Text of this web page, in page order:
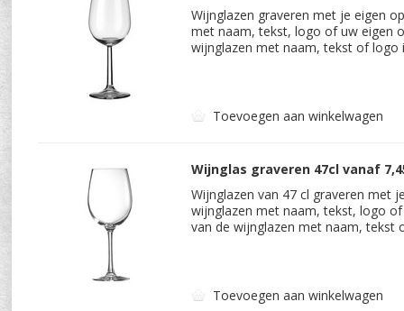
Wijnglazen graveren met je eigen
met naam, tekst, logo of uw eigen
wijnglazen met naam, tekst of logo
Toevoegen aan winkelwagen
Wijnglas graveren 47cl vanaf
Wijnglazen van 47 cl graveren met
wijnglazen met naam, tekst, logo
van de wijnglazen met naam, tekst
Toevoegen aan winkelwagen